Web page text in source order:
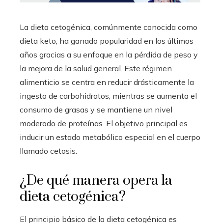
La dieta cetogénica, comúnmente conocida como
dieta keto, ha ganado popularidad en los últimos
años gracias a su enfoque en la pérdida de peso y
la mejora de la salud general. Este régimen
alimenticio se centra en reducir drásticamente la
ingesta de carbohidratos, mientras se aumenta el
consumo de grasas y se mantiene un nivel
moderado de proteínas. El objetivo principal es
inducir un estado metabólico especial en el cuerpo
llamado cetosis.
¿De qué manera opera la
dieta cetogénica?
El principio básico de la dieta cetogénica es